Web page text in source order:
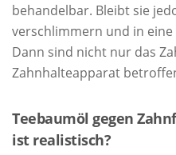
behandelbar. Bleibt sie
verschlimmern und in
Dann sind nicht nur das
Zahnhalteapparat
Teebaumöl gegen
ist realistisch?